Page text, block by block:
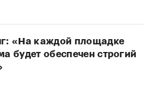
«На каждой площадке
будет обеспечен строгий